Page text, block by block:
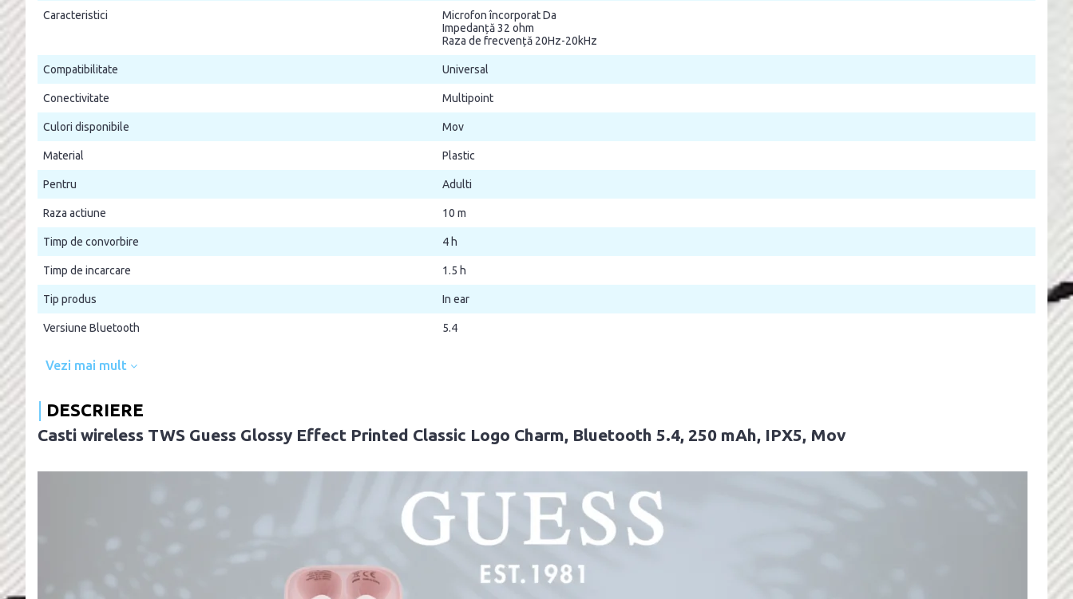
Caracteristici
Microfon încorporat Da
Impedanță 32 ohm
Raza de frecvență 20Hz-20kHz
Compatibilitate Universal
Conectivitate Multipoint
Culori disponibile Mov
Material Plastic
Pentru Adulti
Raza actiune 10 m
Timp de convorbire 4 h
Timp de incarcare 1.5 h
Tip produs In ear
Versiune Bluetooth 5.4
Vezi mai mult
DESCRIERE
Casti wireless TWS Guess Glossy Effect Printed Classic Logo Charm, Bluetooth 5.4, 250 mAh, IPX5, Mov